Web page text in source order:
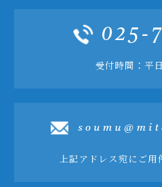
025-
受付時間：平
上記アドレス宛にご用